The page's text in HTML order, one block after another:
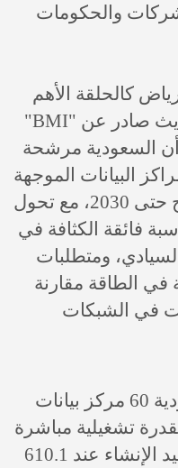
والحكومات
كالحلقة الأهم
في المملكة. ويرى تقرير حديث صادر عن "BMI"
أن السعودية مرشحة
البيانات الموجهة
للذكاء الاصطناعي في الخليج حتى 2030، مع تحول
فائقة الكثافة في
ومتطلبات
في الطاقة مقارنة
في الشبكات
بحسب التقرير، تملك السعودية 60 مركز بيانات
الثاني من 2026، بقدرة تشغيلية مباشرة
تبلغ 465.9 ميغاواط، وقدرة قيد الإنشاء عند 610.1